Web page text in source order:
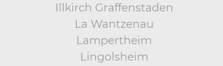
Illkirch Graffenstaden
La Wantzenau
Lampertheim
Lingolsheim